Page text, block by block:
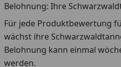
Belohnung: Ihre
Für jede Produktbewertung
wächst ihre
Belohnung kann einmal
werden.